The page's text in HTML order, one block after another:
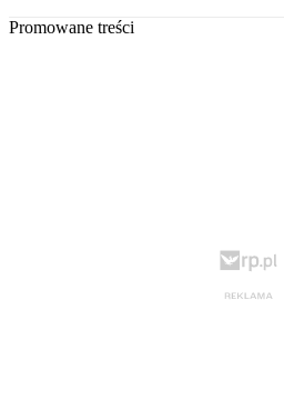
Promowane treści